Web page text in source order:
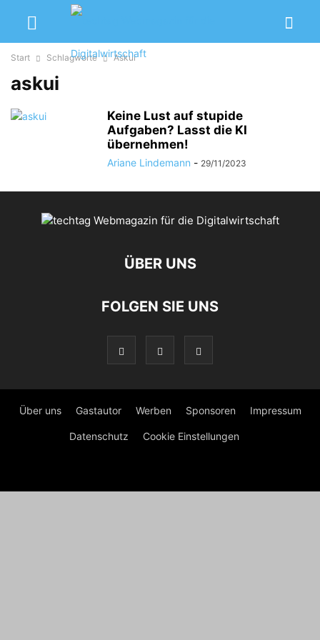
Start Schlagworte Askui
askui
Keine Lust auf stupide
Aufgaben? Lasst die KI
übernehmen!
Ariane Lindemann - 29/11/2023
ÜBER UNS
FOLGEN SIE UNS
Über uns Gastautor Werben Sponsoren Impressum
Datenschutz Cookie Einstellungen